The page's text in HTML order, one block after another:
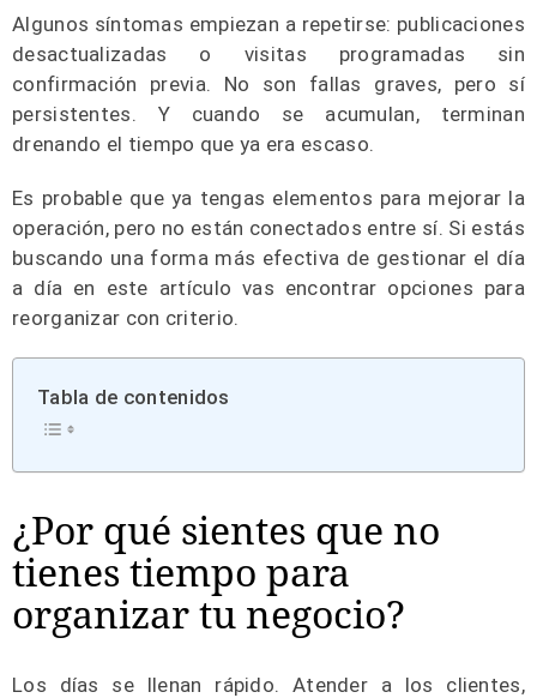
Algunos síntomas empiezan a repetirse: publicaciones
desactualizadas o visitas programadas sin
confirmación previa. No son fallas graves, pero sí
persistentes. Y cuando se acumulan, terminan
drenando el tiempo que ya era escaso.
Es probable que ya tengas elementos para mejorar la
operación, pero no están conectados entre sí. Si estás
buscando una forma más efectiva de gestionar el día
a día en este artículo vas encontrar opciones para
reorganizar con criterio.
Tabla de contenidos
¿Por qué sientes que no
tienes tiempo para
organizar tu negocio?
Los días se llenan rápido. Atender a los clientes,